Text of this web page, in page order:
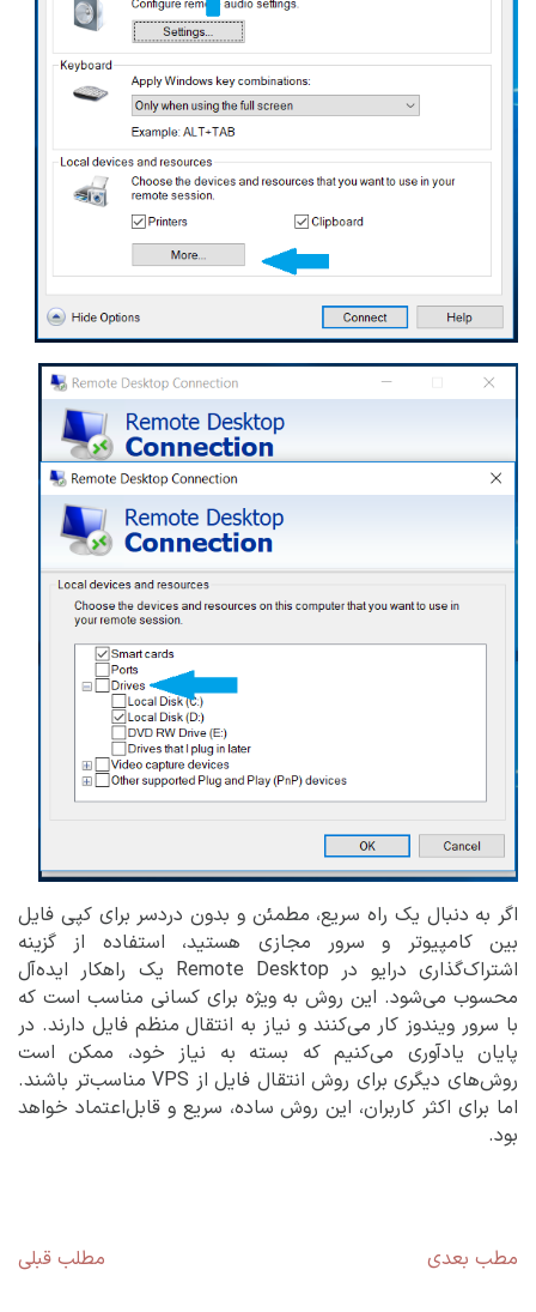
اگر به دنبال یک راه سریع، مطمئن و بدون دردسر برای کپی فایل
بین کامپیوتر و سرور مجازی هستید، استفاده از گزینه
اشتراک‌گذاری درایو در Remote Desktop یک راهکار ایده‌آل
محسوب می‌شود. این روش به ویژه برای کسانی مناسب است که
با سرور ویندوز کار می‌کنند و نیاز به انتقال منظم فایل دارند. در
پایان یادآوری می‌کنیم که بسته به نیاز خود، ممکن است
روش‌های دیگری برای روش انتقال فایل از VPS مناسب‌تر باشند.
اما برای اکثر کاربران، این روش ساده، سریع و قابل‌اعتماد خواهد
بود.
راهبری مطلب قبلی مطب بعدیمطلب